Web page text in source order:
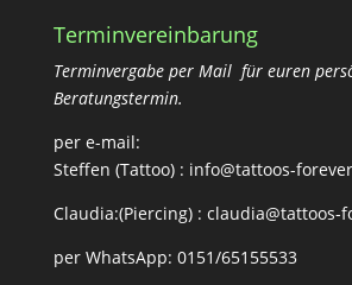
Terminvereinbarung
Terminvergabe per Mail für euren
Beratungstermin.
per e-mail:
Steffen (Tattoo) : info@tattoos-
Claudia:(Piercing) : claudia@tattoos-
per WhatsApp: 0151/65155533